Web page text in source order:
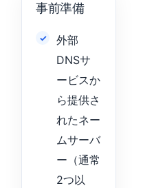
事前準備
外部
DNSサ
ービスか
ら提供さ
れたネー
ムサーバ
ー（通常
2つ以